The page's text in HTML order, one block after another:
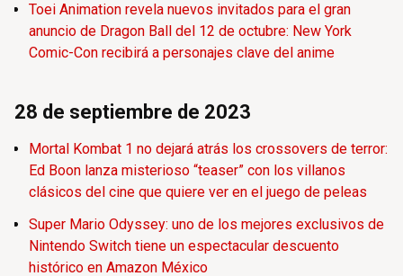
Toei Animation revela nuevos invitados para el gran
anuncio de Dragon Ball del 12 de octubre: New York
Comic-Con recibirá a personajes clave del anime
28 de septiembre de 2023
Mortal Kombat 1 no dejará atrás los crossovers de terror:
Ed Boon lanza misterioso “teaser” con los villanos
clásicos del cine que quiere ver en el juego de peleas
Super Mario Odyssey: uno de los mejores exclusivos de
Nintendo Switch tiene un espectacular descuento
histórico en Amazon México